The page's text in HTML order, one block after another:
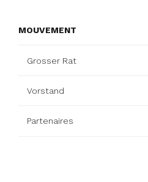
MOUVEMENT
Grosser Rat
Vorstand
Partenaires